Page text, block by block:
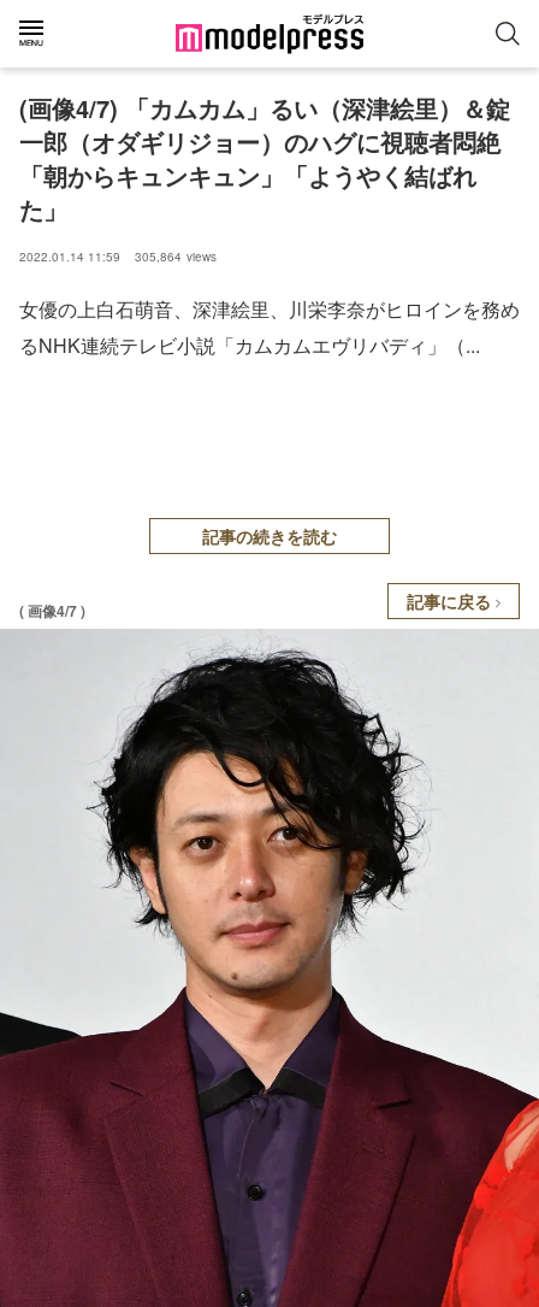
(画像4/7) 「カムカム」るい（深津絵里）＆錠
一郎（オダギリジョー）のハグに視聴者悶絶
「朝からキュンキュン」「ようやく結ばれ
た」
2022.01.14 11:59 305,864 views
女優の上白石萌音、深津絵里、川栄李奈がヒロインを務め
るNHK連続テレビ小説「カムカムエヴリバディ」（...
記事の続きを読む
( 画像4/7 ) 記事に戻る